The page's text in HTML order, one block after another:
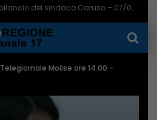
Napoli a Castel di Sangro, il bilancio del sindaco Caruso – 07/08/2026
Telegiornale Molise ore 14.00 –